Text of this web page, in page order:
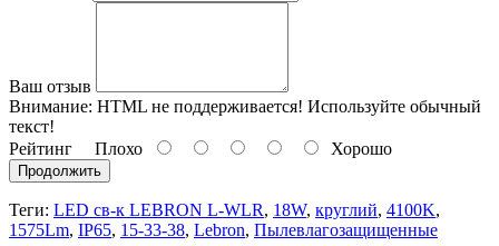
Ваш отзыв
Внимание: HTML не поддерживается! Используйте обычный
текст!
Рейтинг Плохо Хорошо
Продолжить
Теги: LED св-к LEBRON L-WLR, 18W, круглий, 4100K,
1575Lm, ІР65, 15-33-38, Lebron, Пылевлагозащищенные